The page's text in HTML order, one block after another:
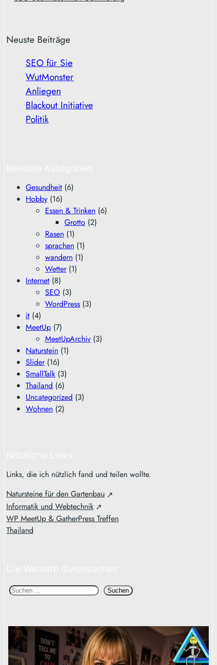
Neuste Beiträge
SEO für Sie
WutMonster
Anliegen
Blackout Initiative
Politik
Gesundheit (6)
Hobby (16)
Essen & Trinken (6)
Grotto (2)
Rasen (1)
sprachen (1)
wandern (1)
Wetter(1)
Internet (8)
SEO (3)
WordPress (3)
it (4)
MeetUp (7)
MeetUpArchiv (3)
Naturstein (1)
Slider(16)
SmallTalk (3)
Thailand (6)
Uncategorized (3)
Wohnen (2)
Links, die ich nützlich fand und teilen wollte.
Natursteine für den Gartenbau
Informatik und Webtechnik
WP MeetUp & GatherPress Treffen
Thailand
S
h
e
n
Suchen